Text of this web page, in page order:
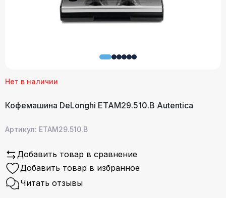
Нет в наличии
Кофемашина DeLonghi ETAM29.510.B Autentica
Артикул: ETAM29.510.B
Добавить товар в сравнение
Добавить товар в избранное
Читать отзывы